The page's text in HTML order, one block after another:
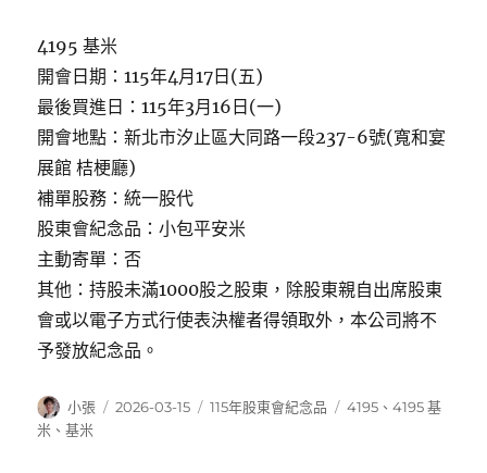
4195 基米
開會日期：115年4月17日(五)
最後買進日：115年3月16日(一)
開會地點：新北市汐止區大同路一段237-6號(寬和宴
展館 桔梗廳)
補單股務：統一股代
股東會紀念品：小包平安米
主動寄單：否
其他：持股未滿1000股之股東，除股東親自出席股東
會或以電子方式行使表決權者得領取外，本公司將不
予發放紀念品。
作
者
小張
發
2026-03-15
分
115年股東會紀念品
標
4195 、4195 基
米 、基米